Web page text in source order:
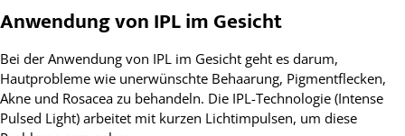
Anwendung von IPL im Gesicht
Bei der Anwendung von IPL im Gesicht geht es darum,
Hautprobleme wie unerwünschte Behaarung, Pigmentflecken,
Akne und Rosacea zu behandeln. Die IPL-Technologie (Intense
Pulsed Light) arbeitet mit kurzen Lichtimpulsen, um diese